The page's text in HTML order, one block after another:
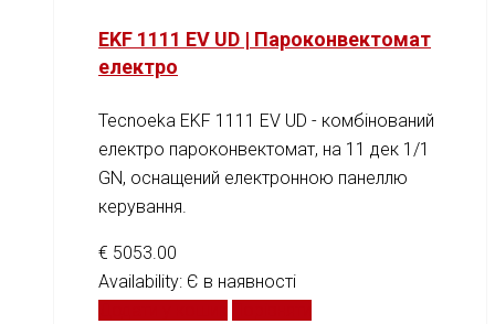
EKF 1111 EV UD | Пароконвектомат
електро
Tecnoeka EKF 1111 EV UD - комбінований
електро пароконвектомат, на 11 дек 1/1
GN, оснащений електронною панеллю
керування.
€ 5053.00
Availability: Є в наявності